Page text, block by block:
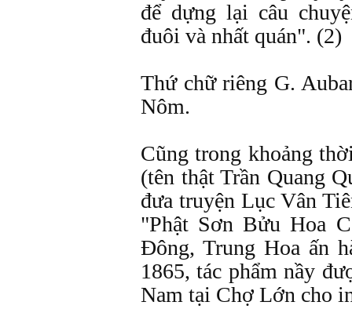
để dựng lại câu
đuôi và nhất quán". (2)
Thứ chữ riêng G.
Nôm.
Cũng trong khoảng
(tên thật Trần Quang
đưa truyện Lục Vân
"Phật Sơn Bửu Hoa
Đông, Trung Hoa ấn
1865, tác phẩm nầy
Nam tại Chợ Lớn cho